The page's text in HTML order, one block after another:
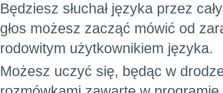
Będziesz słuchał języka przez
głos możesz zacząć mówić od
rodowitym użytkownikiem języka.
Możesz uczyć się, będąc w